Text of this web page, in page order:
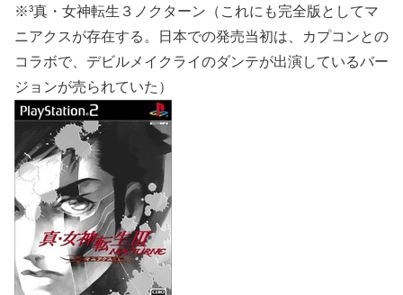
※³真・女神転生３ノクターン（これにも完全版としてマ
ニアクスが存在する。日本での発売当初は、カプコンとの
コラボで、デビルメイクライのダンテが出演しているバー
ジョンが売られていた）